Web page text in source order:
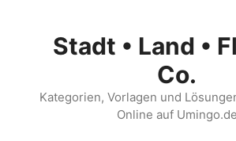
springenStadt • Land •
Co.
Kategorien, Vorlagen und
Online auf Umingo.de